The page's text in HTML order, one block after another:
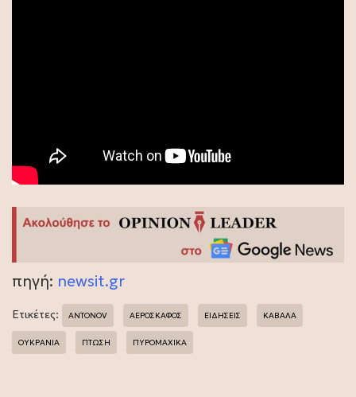
πηγή: newsit.gr
Ετικέτες: ANTONOV ΑΕΡΟΣΚΑΦΟΣ ΕΙΔΗΣΕΙΣ ΚΑΒΑΛΑ
ΟΥΚΡΑΝΙΑ ΠΤΩΣΗ ΠΥΡΟΜΑΧΙΚΑ